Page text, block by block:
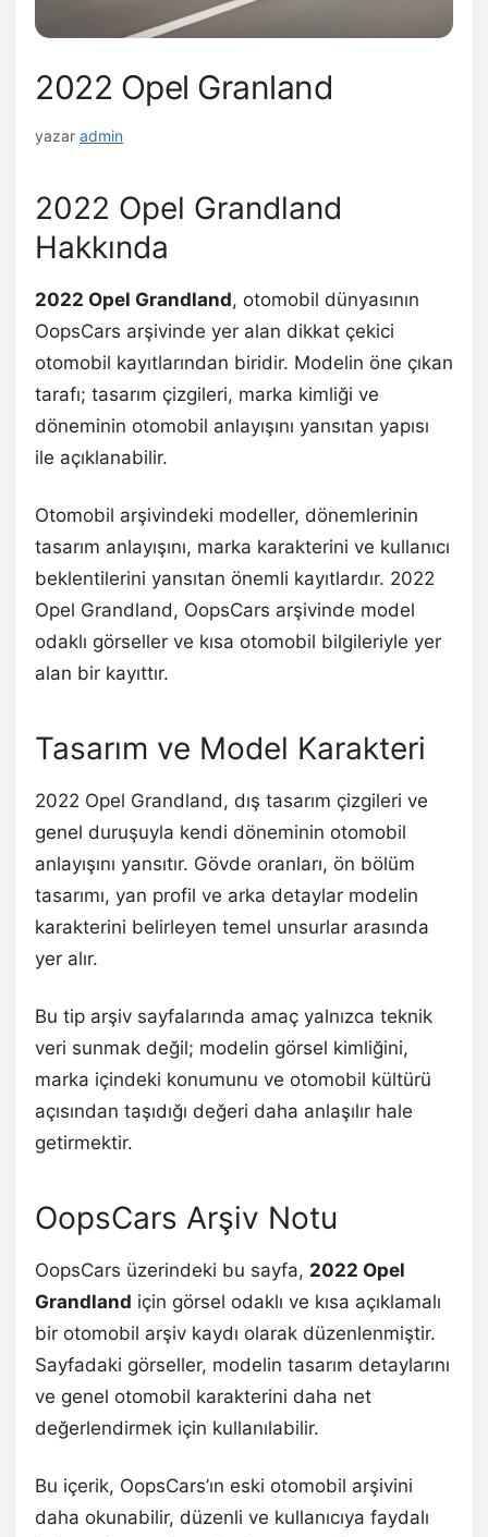
2022 Opel Granland
yazar admin
2022 Opel Grandland
Hakkında
2022 Opel Grandland, otomobil dünyasının
OopsCars arşivinde yer alan dikkat çekici
otomobil kayıtlarından biridir. Modelin öne çıkan
tarafı; tasarım çizgileri, marka kimliği ve
döneminin otomobil anlayışını yansıtan yapısı
ile açıklanabilir.
Otomobil arşivindeki modeller, dönemlerinin
tasarım anlayışını, marka karakterini ve kullanıcı
beklentilerini yansıtan önemli kayıtlardır. 2022
Opel Grandland, OopsCars arşivinde model
odaklı görseller ve kısa otomobil bilgileriyle yer
alan bir kayıttır.
Tasarım ve Model Karakteri
2022 Opel Grandland, dış tasarım çizgileri ve
genel duruşuyla kendi döneminin otomobil
anlayışını yansıtır. Gövde oranları, ön bölüm
tasarımı, yan profil ve arka detaylar modelin
karakterini belirleyen temel unsurlar arasında
yer alır.
Bu tip arşiv sayfalarında amaç yalnızca teknik
veri sunmak değil; modelin görsel kimliğini,
marka içindeki konumunu ve otomobil kültürü
açısından taşıdığı değeri daha anlaşılır hale
getirmektir.
OopsCars Arşiv Notu
OopsCars üzerindeki bu sayfa, 2022 Opel
Grandland için görsel odaklı ve kısa açıklamalı
bir otomobil arşiv kaydı olarak düzenlenmiştir.
Sayfadaki görseller, modelin tasarım detaylarını
ve genel otomobil karakterini daha net
değerlendirmek için kullanılabilir.
Bu içerik, OopsCars’ın eski otomobil arşivini
daha okunabilir, düzenli ve kullanıcıya faydalı